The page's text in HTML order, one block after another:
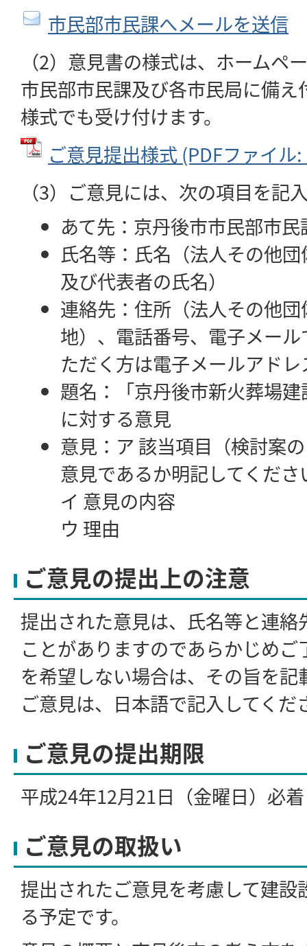
市民部市民課へメールを送信
（2）意見書の様式は、ホームペ
市民部市民課及び各市民局に備え
様式でも受け付けます。
ご意見提出様式 (PDFファイル
（3）ご意見には、次の項目を記
あて先：京丹後市市民部市民
氏名等：氏名（法人その他
及び代表者の氏名）
連絡先：住所（法人その他
地）、電話番号、電子メー
ただく方は電子メールアドレ
題名：「京丹後市新火葬場
に対する意見
意見：ア 該当項目（検討案
意見であるか明記してくださ
イ 意見の内容
ウ 理由
ご意見の提出上の注意
提出された意見は、氏名等と連絡
ことがありますのであらかじめ
を希望しない場合は、その旨を記
ご意見は、日本語で記入してくだ
ご意見の提出期限
平成24年12月21日（金曜日）必
ご意見の取扱い
提出されたご意見を考慮して建設
る予定です。